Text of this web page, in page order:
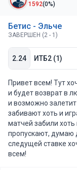
1592(0%)
Бетис - Эльче
ЗАВЕРШЕН (2 - 1)
2.24 ИТБ2 (1)
Привет всем! Тут
и будет возврат в
и возможно залетит
забивают хоть и
матчей забили хоть
пропускают, думаю
следущей ставке
всем!